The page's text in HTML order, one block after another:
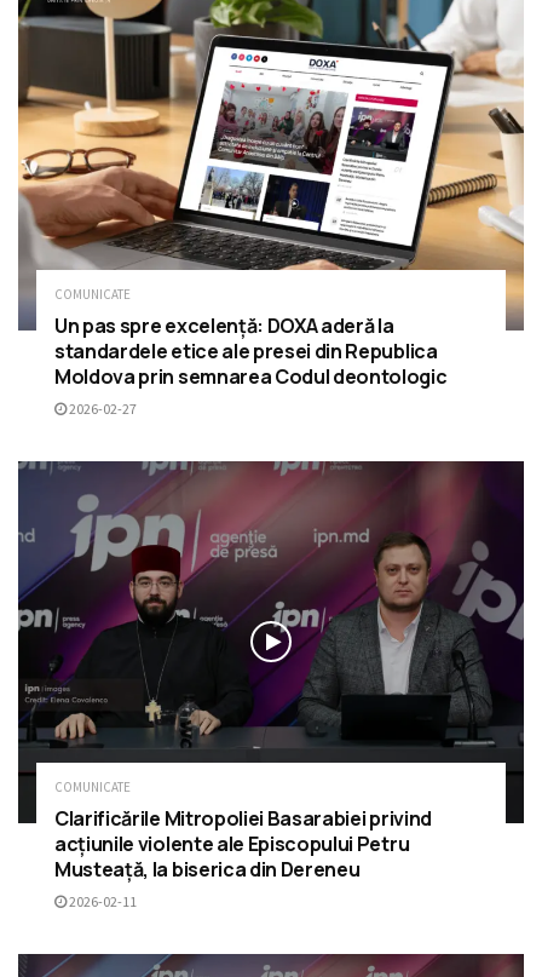
COMUNICATE
Un pas spre excelență: DOXA aderă la
standardele etice ale presei din Republica
Moldova prin semnarea Codul deontologic
2026-02-27
COMUNICATE
Clarificările Mitropoliei Basarabiei privind
acțiunile violente ale Episcopului Petru
Musteață, la biserica din Dereneu
2026-02-11